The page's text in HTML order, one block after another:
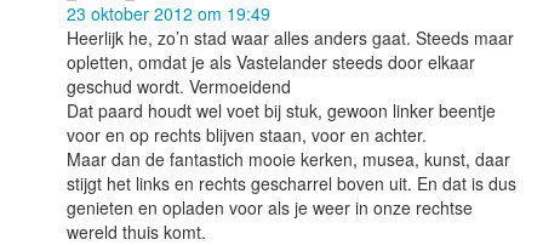
23 oktober 2012 om 19:49
Heerlijk he, zo’n stad waar alles anders gaat. Steeds maar
opletten, omdat je als Vastelander steeds door elkaar
geschud wordt. Vermoeidend
Dat paard houdt wel voet bij stuk, gewoon linker beentje
voor en op rechts blijven staan, voor en achter.
Maar dan de fantastich mooie kerken, musea, kunst, daar
stijgt het links en rechts gescharrel boven uit. En dat is dus
genieten en opladen voor als je weer in onze rechtse
wereld thuis komt.